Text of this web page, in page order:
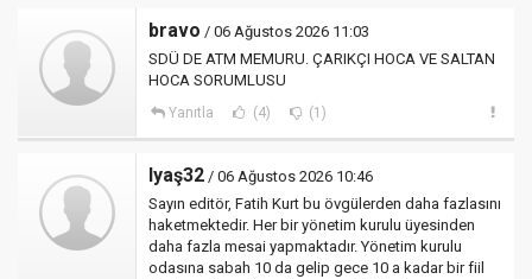
bravo / 06 Ağustos 2026 11:03
SDÜ DE ATM MEMURU. ÇARIKÇI HOCA VE SALTAN
HOCA SORUMLUSU
Yanıtla (4) (1)
Iyaş32 / 06 Ağustos 2026 10:46
Sayın editör, Fatih Kurt bu övgülerden daha fazlasını
haketmektedir. Her bir yönetim kurulu üyesinden
daha fazla mesai yapmaktadır. Yönetim kurulu
odasına sabah 10 da gelip gece 10 a kadar bir fiil